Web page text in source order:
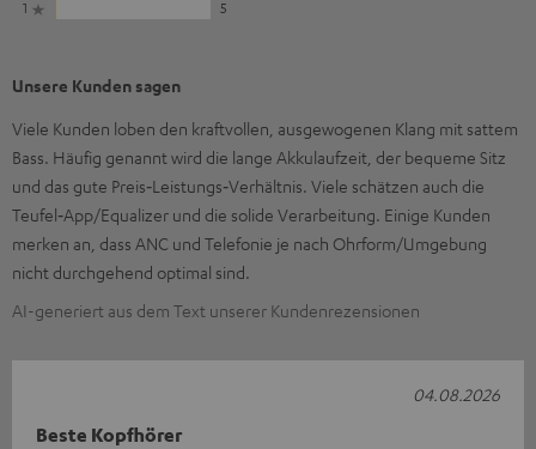
1
5
Unsere Kunden sagen
Viele Kunden loben den kraftvollen, ausgewogenen Klang mit sattem
Bass. Häufig genannt wird die lange Akkulaufzeit, der bequeme Sitz
und das gute Preis‑Leistungs‑Verhältnis. Viele schätzen auch die
Teufel‑App/Equalizer und die solide Verarbeitung. Einige Kunden
merken an, dass ANC und Telefonie je nach Ohrform/Umgebung
nicht durchgehend optimal sind.
AI-generiert aus dem Text unserer Kundenrezensionen
Beste Kopfhörer
04.08.2026